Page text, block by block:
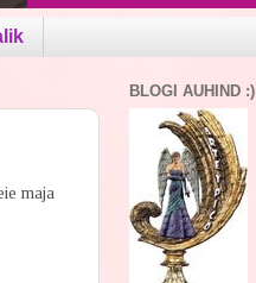
maja
BLOGI AUHIND :)